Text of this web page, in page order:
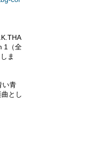
1（全
ま
い青
とし